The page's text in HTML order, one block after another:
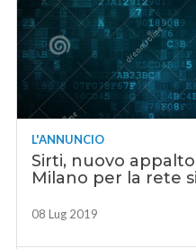
L'ANNUNCIO
Sirti, nuovo
Milano per la rete
08 Lug 2019